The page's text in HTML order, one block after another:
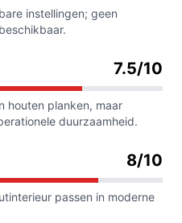
instellingen; geen
7.5/10
houten planken, maar
duurzaamheid.
8/10
passen in moderne